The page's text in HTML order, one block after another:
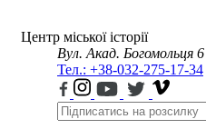
Центр міської історії
Вул. Акад. Богомольця 6
Тел.: +38-032-275-17-34